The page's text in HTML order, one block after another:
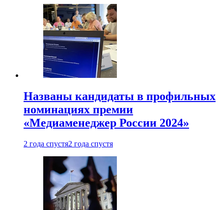
Названы кандидаты в профильных
номинациях премии
«Медиаменеджер России 2024»
2 года спустя2 года спустя